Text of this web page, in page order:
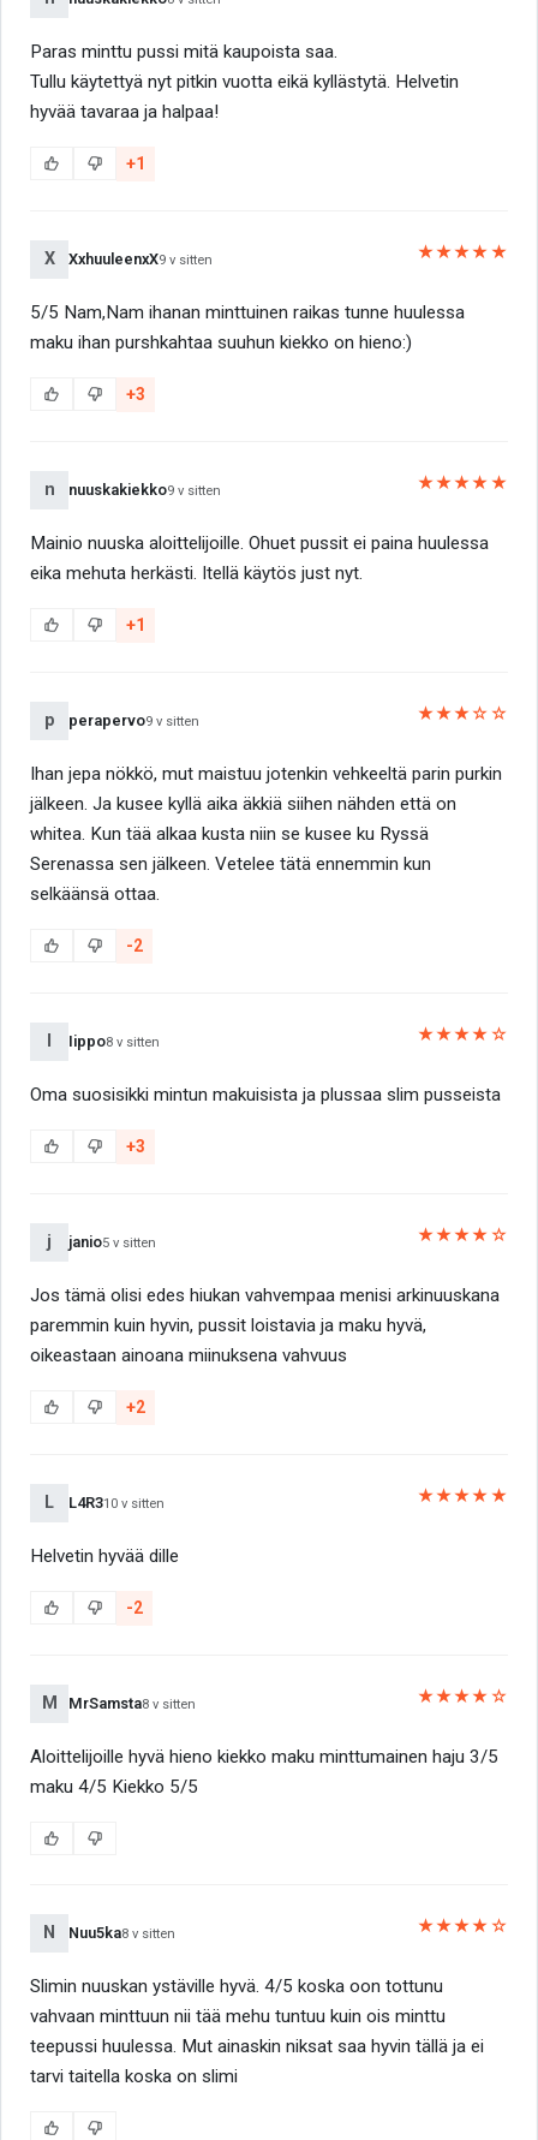
Paras minttu pussi mitä kaupoista saa.
Tullu käytettyä nyt pitkin vuotta eikä kyllästytä. Helvetin
hyvää tavaraa ja halpaa!
+1
X XxhuuleenxX9 v sitten ★★★★★
5/5 Nam,Nam ihanan minttuinen raikas tunne huulessa
maku ihan purshkahtaa suuhun kiekko on hieno:)
+3
n nuuskakiekko9 v sitten ★★★★★
Mainio nuuska aloittelijoille. Ohuet pussit ei paina huulessa
eika mehuta herkästi. Itellä käytös just nyt.
+1
p perapervo9 v sitten ★★★☆☆
Ihan jepa nökkö, mut maistuu jotenkin vehkeeltä parin purkin
jälkeen. Ja kusee kyllä aika äkkiä siihen nähden että on
whitea. Kun tää alkaa kusta niin se kusee ku Ryssä
Serenassa sen jälkeen. Vetelee tätä ennemmin kun
selkäänsä ottaa.
-2
Iippo8 v sitten ★★★★☆
Oma suosisikki mintun makuisista ja plussaa slim pusseista
+3
j janio5 v sitten ★★★★☆
Jos tämä olisi edes hiukan vahvempaa menisi arkinuuskana
paremmin kuin hyvin, pussit loistavia ja maku hyvä,
oikeastaan ainoana miinuksena vahvuus
+2
L L4R310 v sitten ★★★★★
Helvetin hyvää dille
-2
M MrSamsta8 v sitten ★★★★☆
Aloittelijoille hyvä hieno kiekko maku minttumainen haju 3/5
maku 4/5 Kiekko 5/5
N Nuu5ka8 v sitten ★★★★☆
Slimin nuuskan ystäville hyvä. 4/5 koska oon tottunu
vahvaan minttuun nii tää mehu tuntuu kuin ois minttu
teepussi huulessa. Mut ainaskin niksat saa hyvin tällä ja ei
tarvi taitella koska on slimi